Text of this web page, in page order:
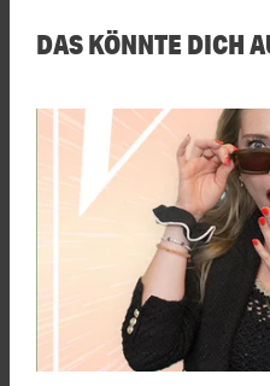
DAS KÖNNTE DICH